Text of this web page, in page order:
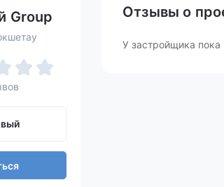
Group Отзывы о
У застройщика пока